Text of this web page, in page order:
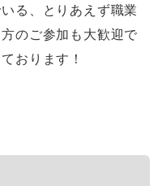
る、とりあえず職業
のご参加も大歓迎で
おります！